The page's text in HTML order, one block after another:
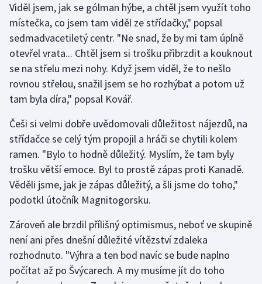
Golf
Gymnastika
Házená
Jezdectví
Judo
Krasobruslení
Lezení
Lyže a snowboard
Moderní pětiboj
Motorsport
Viděl jsem, jak se gólman hýbe, a chtěl jsem využít toho
místečka, co jsem tam viděl ze střídačky," popsal
sedmadvacetiletý centr. "Ne snad, že by mi tam úplně
otevřel vrata... Chtěl jsem si trošku přibrzdit a kouknout
se na střelu mezi nohy. Když jsem viděl, že to nešlo
rovnou střelou, snažil jsem se ho rozhýbat a potom už
tam byla díra," popsal Kovář.
Češi si velmi dobře uvědomovali důležitost nájezdů, na
střídačce se celý tým propojil a hráči se chytili kolem
ramen. "Bylo to hodně důležitý. Myslím, že tam byly
trošku větší emoce. Byl to prostě zápas proti Kanadě.
Věděli jsme, jak je zápas důležitý, a šli jsme do toho,"
podotkl útočník Magnitogorsku.
Zároveň ale brzdil přílišný optimismus, neboť ve skupině
není ani přes dnešní důležité vítězství zdaleka
rozhodnuto. "Výhra a ten bod navíc se bude naplno
počítat až po Švýcarech. A my musíme jít do toho